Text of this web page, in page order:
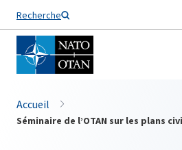
Recherche
Nom de famille*
Accueil